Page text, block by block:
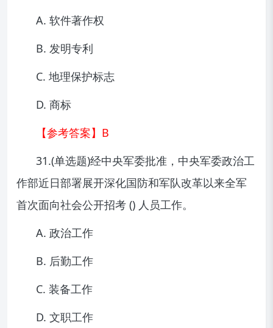
A. 软件著作权
B. 发明专利
C. 地理保护标志
D. 商标
【参考答案】B
31.(单选题)经中央军委批准，中央军委政治工
作部近日部署展开深化国防和军队改革以来全军
首次面向社会公开招考 () 人员工作。
A. 政治工作
B. 后勤工作
C. 装备工作
D. 文职工作